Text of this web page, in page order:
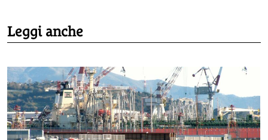
Leggi anche